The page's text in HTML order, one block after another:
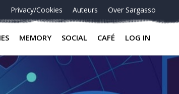
Privacy/Cookies Auteurs Over Sargasso
MEMORY SOCIAL CAFÉ LOG IN